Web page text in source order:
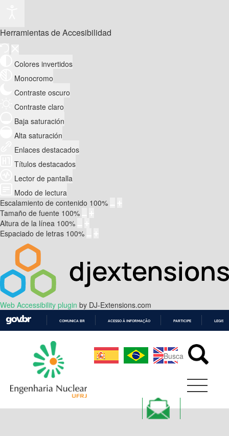
Herramientas de Accesibilidad
Colores invertidos
Monocromo
Contraste oscuro
Contraste claro
Baja saturación
Alta saturación
Enlaces destacados
Títulos destacados
Lector de pantalla
Modo de lectura
Escalamiento de contenido 100%
Tamaño de fuente 100%
Altura de la línea 100%
Espaciado de letras 100%
Web Accessibility plugin by DJ-Extensions.com
CONTEÚDO
COMUNICA BR ACESSO À INFORMAÇÃO PARTICIPE